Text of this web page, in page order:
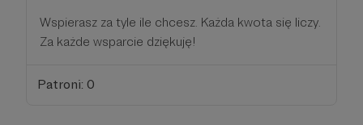
Wspierasz za tyle ile chcesz. Każda kwota się liczy.
Za każde wsparcie dziękuję!
Patroni: 0